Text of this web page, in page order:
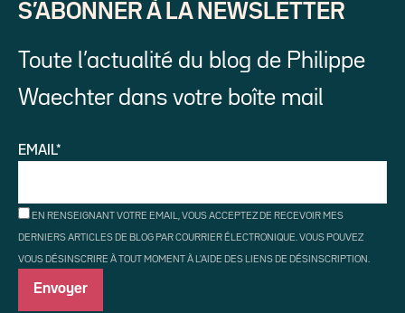
S’ABONNER À LA NEWSLETTER
Toute l’actualité du blog de Philippe
Waechter dans votre boîte mail
EMAIL*
EN RENSEIGNANT VOTRE EMAIL, VOUS ACCEPTEZ DE RECEVOIR MES
DERNIERS ARTICLES DE BLOG PAR COURRIER ÉLECTRONIQUE. VOUS POUVEZ
VOUS DÉSINSCRIRE À TOUT MOMENT À L'AIDE DES LIENS DE DÉSINSCRIPTION.